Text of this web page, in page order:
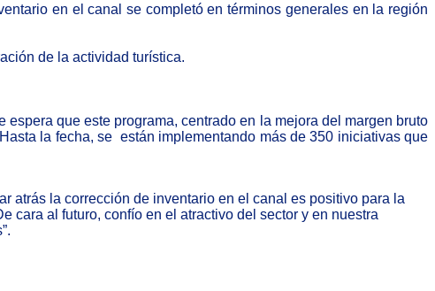
en el canal se completó en términos generales en la región
de la actividad turística.
que este programa, centrado en la mejora del margen bruto
la fecha, se están implementando más de 350 iniciativas que
atrás la corrección de inventario en el canal es positivo para la
cara al futuro, confío en el atractivo del sector y en nuestra